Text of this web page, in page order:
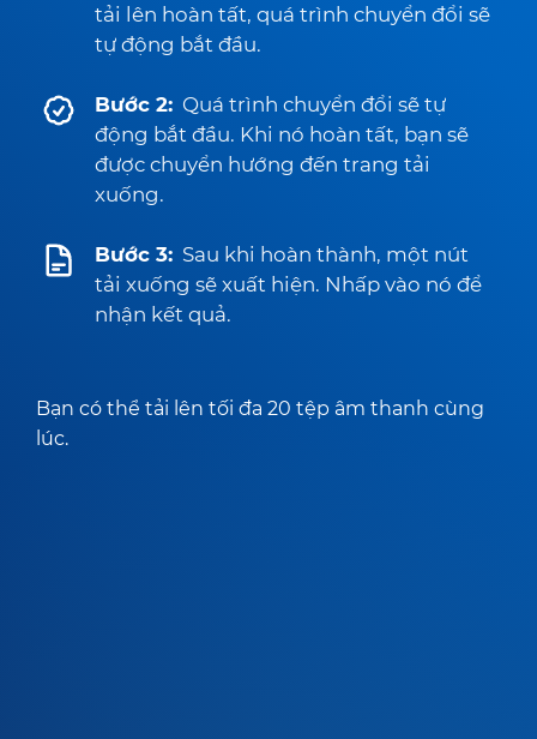
tải lên hoàn tất, quá trình chuyển đổi sẽ
tự động bắt đầu.
Bước 2: Quá trình chuyển đổi sẽ tự
động bắt đầu. Khi nó hoàn tất, bạn sẽ
được chuyển hướng đến trang tải
xuống.
Bước 3: Sau khi hoàn thành, một nút
tải xuống sẽ xuất hiện. Nhấp vào nó để
nhận kết quả.
Bạn có thể tải lên tối đa 20 tệp âm thanh cùng
lúc.